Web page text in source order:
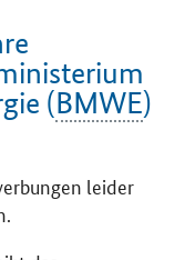
(BMWE)
leider